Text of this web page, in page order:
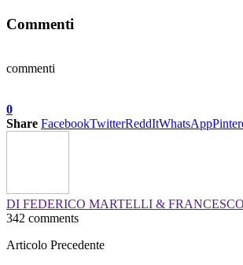
Commenti
commenti
0
Share FacebookTwitterReddItWhatsApp
DI FEDERICO MARTELLI &
342 comments
Articolo Precedente